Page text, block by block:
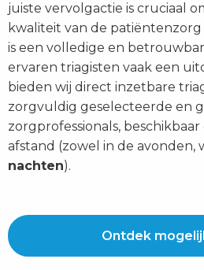
juiste vervolgactie is cruciaal
kwaliteit van de
is een volledige en
ervaren triagisten vaak een
bieden wij direct inzetbare
zorgvuldig geselecteerde en
zorgprofessionals,
afstand (zowel in de avonden,
nachten).
Ontdek